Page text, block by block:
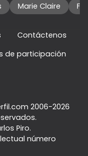
Marie Claire
Contáctenos
de participación
2006-2026
Piro.
número